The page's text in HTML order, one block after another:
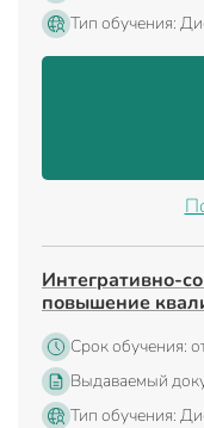
Тип обучения:
Интегративно-
повышение
Срок обучения:
Выдаваемый
Тип обучения: